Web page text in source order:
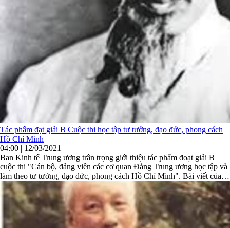
Tác phẩm đạt giải B Cuộc thi học tập tư tưởng, đạo đức, phong cách
Hồ Chí Minh
04:00 | 12/03/2021
Ban Kinh tế Trung ương trân trọng giới thiệu tác phẩm đoạt giải B
cuộc thi "Cán bộ, đảng viên các cơ quan Đảng Trung ương học tập và
làm theo tư tưởng, đạo đức, phong cách Hồ Chí Minh". Bài viết của
đồng chí Phạm Ngọc Phương, Ban Kinh tế Trung ương.